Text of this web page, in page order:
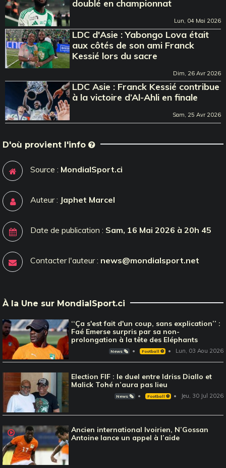
doublé en championnat
Lun, 04 Mai 2026
LDC d'Asie : Yabongo Lova était
aux côtés de son ami Franck
Kessié lors du sacre
Dim, 26 Avr 2026
LDC Asie : Franck Kessié contribue
à la victoire d’Al-Ahli en finale
Sam, 25 Avr 2026
D'où provient l'info
Source : MondialSport.ci
Auteur : Japhet Marcel
Date de publication : Sam, 16 Mai 2026 à 20h 45
Contacter l'auteur : news@mondialsport.net
À la Une sur MondialSport.ci
‘‘Ça s'est fait d'un coup, sans explication’’ :
Faé Emerse surpris par sa non-
prolongation à la tête des Eléphants
News 🗞️ Football ⚽️ Lun, 03 Aou 2026
Election FIF : le duel entre Idriss Diallo et
Malick Tohé n’aura pas lieu
News 🗞️ Football ⚽️ Jeu, 30 Jul 2026
Ancien international Ivoirien, N’Gossan
Antoine lance un appel à l’aide